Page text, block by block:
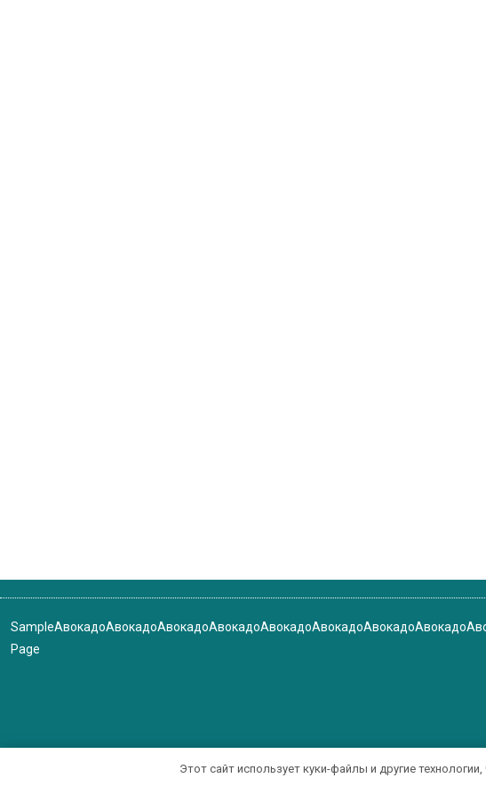
Sample
Page
АвокадоАвокадоАвокадоАвокадоАвокадоАвокадоАвокадоАвокадо
Этот сайт использует куки-файлы и другие